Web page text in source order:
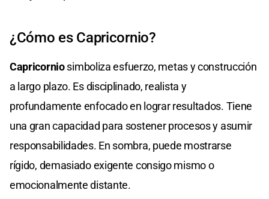
¿Cómo es Capricornio?
Capricorniosimboliza esfuerzo, metas y construcción
a largo plazo. Es disciplinado, realista y
profundamente enfocado en lograr resultados. Tiene
una gran capacidad para sostener procesos y asumir
responsabilidades. En sombra, puede mostrarse
rígido, demasiado exigente consigo mismo o
emocionalmente distante.